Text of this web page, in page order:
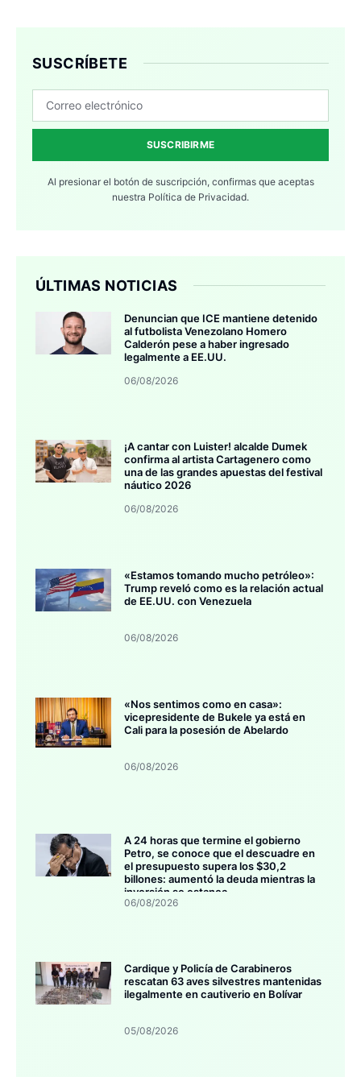
SUSCRÍBETE
SUSCRIBIRME
Al presionar el botón de suscripción, confirmas que aceptas
nuestra Política de Privacidad.
ÚLTIMAS NOTICIAS
Denuncian que ICE mantiene detenido
al futbolista Venezolano Homero
Calderón pese a haber ingresado
legalmente a EE.UU.
06/08/2026
¡A cantar con Luister! alcalde Dumek
confirma al artista Cartagenero como
una de las grandes apuestas del festival
náutico 2026
06/08/2026
«Estamos tomando mucho petróleo»:
Trump reveló como es la relación actual
de EE.UU. con Venezuela
06/08/2026
«Nos sentimos como en casa»:
vicepresidente de Bukele ya está en
Cali para la posesión de Abelardo
06/08/2026
A 24 horas que termine el gobierno
Petro, se conoce que el descuadre en
el presupuesto supera los $30,2
billones: aumentó la deuda mientras la
inversión se estanca
06/08/2026
Cardique y Policía de Carabineros
rescatan 63 aves silvestres mantenidas
ilegalmente en cautiverio en Bolívar
05/08/2026